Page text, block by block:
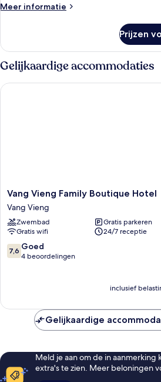
Meer informatie
Meer
Prijzen
Gelijkaardige accommodaties
Vang
Vieng
Family
Boutique
Hotel
Vang
Vieng
Vang Vieng Family Boutique Hotel
Vang Vieng
Zwembad
Gratis parkeren
Gratis wifi
24/7 receptie
7.6
van
7,6 Goed
4 beoordelingen
inclusief
Vang Vieng Family Boutique Hotel
Gelijkaardige
Meld je aan om de in
extra's te zien. Meer beloningen